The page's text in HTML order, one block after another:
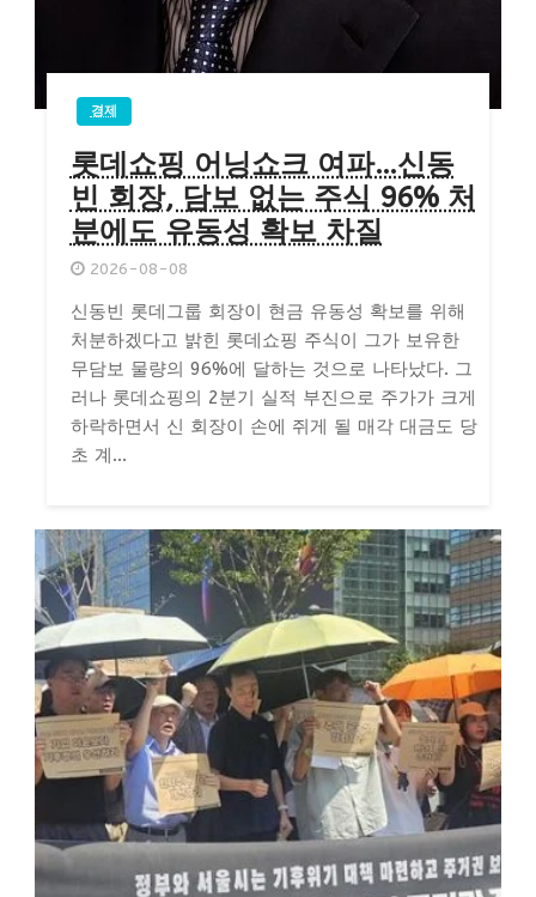
경제
롯데쇼핑 어닝쇼크 여파…신동
빈 회장, 담보 없는 주식 96% 처
분에도 유동성 확보 차질
2026-08-08
신동빈 롯데그룹 회장이 현금 유동성 확보를 위해
처분하겠다고 밝힌 롯데쇼핑 주식이 그가 보유한
무담보 물량의 96%에 달하는 것으로 나타났다. 그
러나 롯데쇼핑의 2분기 실적 부진으로 주가가 크게
하락하면서 신 회장이 손에 쥐게 될 매각 대금도 당
초 계...